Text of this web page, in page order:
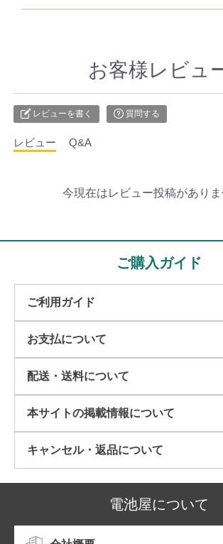
お客様レビュ
レビューを書く 質問する
レビュー Q&A
今現在はレビュー投稿がありま
ご購入ガイド
ご利用ガイド
お支払について
配送・送料について
本サイトの掲載情報について​
キャンセル・返品について​
電池屋について